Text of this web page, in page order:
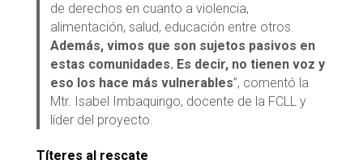
de derechos en cuanto a violencia,
alimentación, salud, educación entre otros.
Además, vimos que son sujetos pasivos en
estas comunidades. Es decir, no tienen voz y
eso los hace más vulnerables”, comentó la
Mtr. Isabel Imbaquingo, docente de la FCLL y
líder del proyecto.
Títeres al rescate